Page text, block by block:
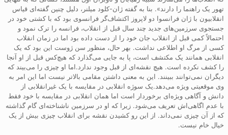
تهور یک راهنما را دارند». بنا به گفته ژان-کلود میلنر، دلیل چنین گفته‌ای قیاس
انقلابیون با ژان فرانسوا دو لاپروز اکتشاف‌گر فرانسوی بود که با کشتی خود در
جستجوی سرزمین‌های جدید چند سال قبل از انقلاب، فرانسه را ترک نمود و
احتمالاً کمی قبل از انقلاب جان خود را از دست داده بود اما در زمان انقلاب
کسی از مرگ او اطلاعی نداشت. بهر حال، منظور سن ژوست این بود که یک
انقلابی همانند یک مکتشف است، پا به جایی می‌گذارد که هیچ‌کس قبل از او آنجا
را کشف نکرده است. هیچ نقشه‌ای از قبل وجود ندارد.اما او چیزی را می‌بیند که
دیگران نمی‌توانند ببینند. این به معنی داشتن مقامی بالاتر نیست اما این امر به
وی موقعیتی ویژه می‌دهد.یک سوژه انقلابی در مقایسه با یک غیرانقلابی از
دانش و آگاهی ویژه‌ای برخوردار است اما همان انقلابی در مقایسه با خود فقط
با عدم اگاهی‌اش تعریف می‌شود. زیرا که او در سرزمین ناشناخته‌ای گام گذاشته
که از آن چیزی نمی‌داند. از این رو کشیدن نقشه برای انقلاب چیزی بیش از یک
خیال خام نیست.